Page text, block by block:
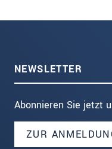
NEWSLETTER
Abonnieren Sie jetzt
ZUR